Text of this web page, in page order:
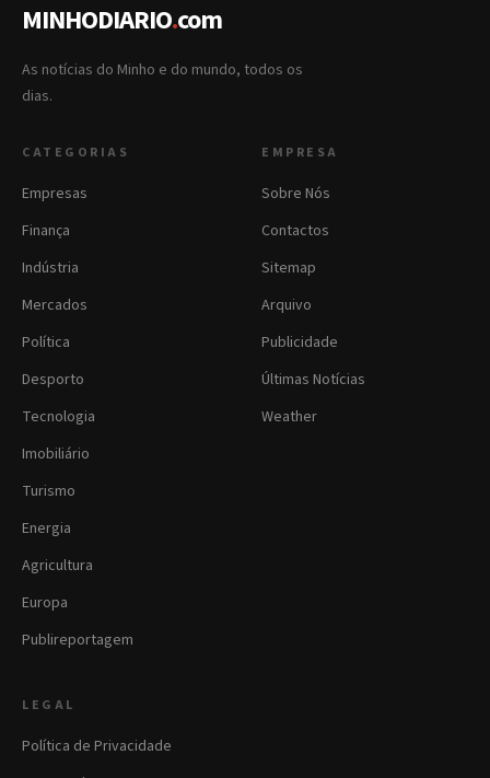
MINHODIARIO.com
As notícias do Minho e do mundo, todos os
dias.
CATEGORIAS
Empresas
Finança
Indústria
Mercados
Política
Desporto
Tecnologia
Imobiliário
Turismo
Energia
Agricultura
Europa
Publireportagem
EMPRESA
Sobre Nós
Contactos
Sitemap
Arquivo
Publicidade
Últimas Notícias
Weather
LEGAL
Política de Privacidade